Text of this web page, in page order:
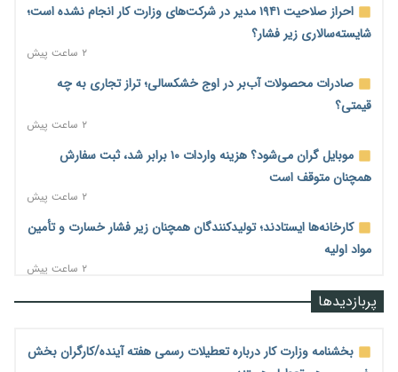
احراز صلاحیت ۱۹۴۱ مدیر در شرکت‌های وزارت کار انجام نشده است؛
شایسته‌سالاری زیر فشار؟
۲ ساعت پیش
صادرات محصولات آب‌بر در اوج خشکسالی؛ تراز تجاری به چه
قیمتی؟
۲ ساعت پیش
موبایل گران می‌شود؟ هزینه واردات ۱۰ برابر شد، ثبت سفارش
همچنان متوقف است
۲ ساعت پیش
کارخانه‌ها ایستادند؛ تولیدکنندگان همچنان زیر فشار خسارت و تأمین
مواد اولیه
۲ ساعت پیش
قیمت مسکن در دست سازنده‌های خرد؛ چگونه «عددسازی» بازار
پربازدیدها
بخشنامه وزارت کار درباره تعطیلات رسمی هفته آینده/کارگران بخش